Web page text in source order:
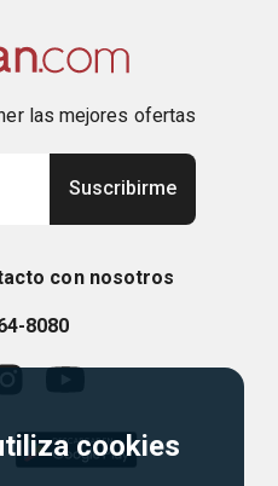
cookies
las mejores ofertas
Suscribirme
con nosotros
8080